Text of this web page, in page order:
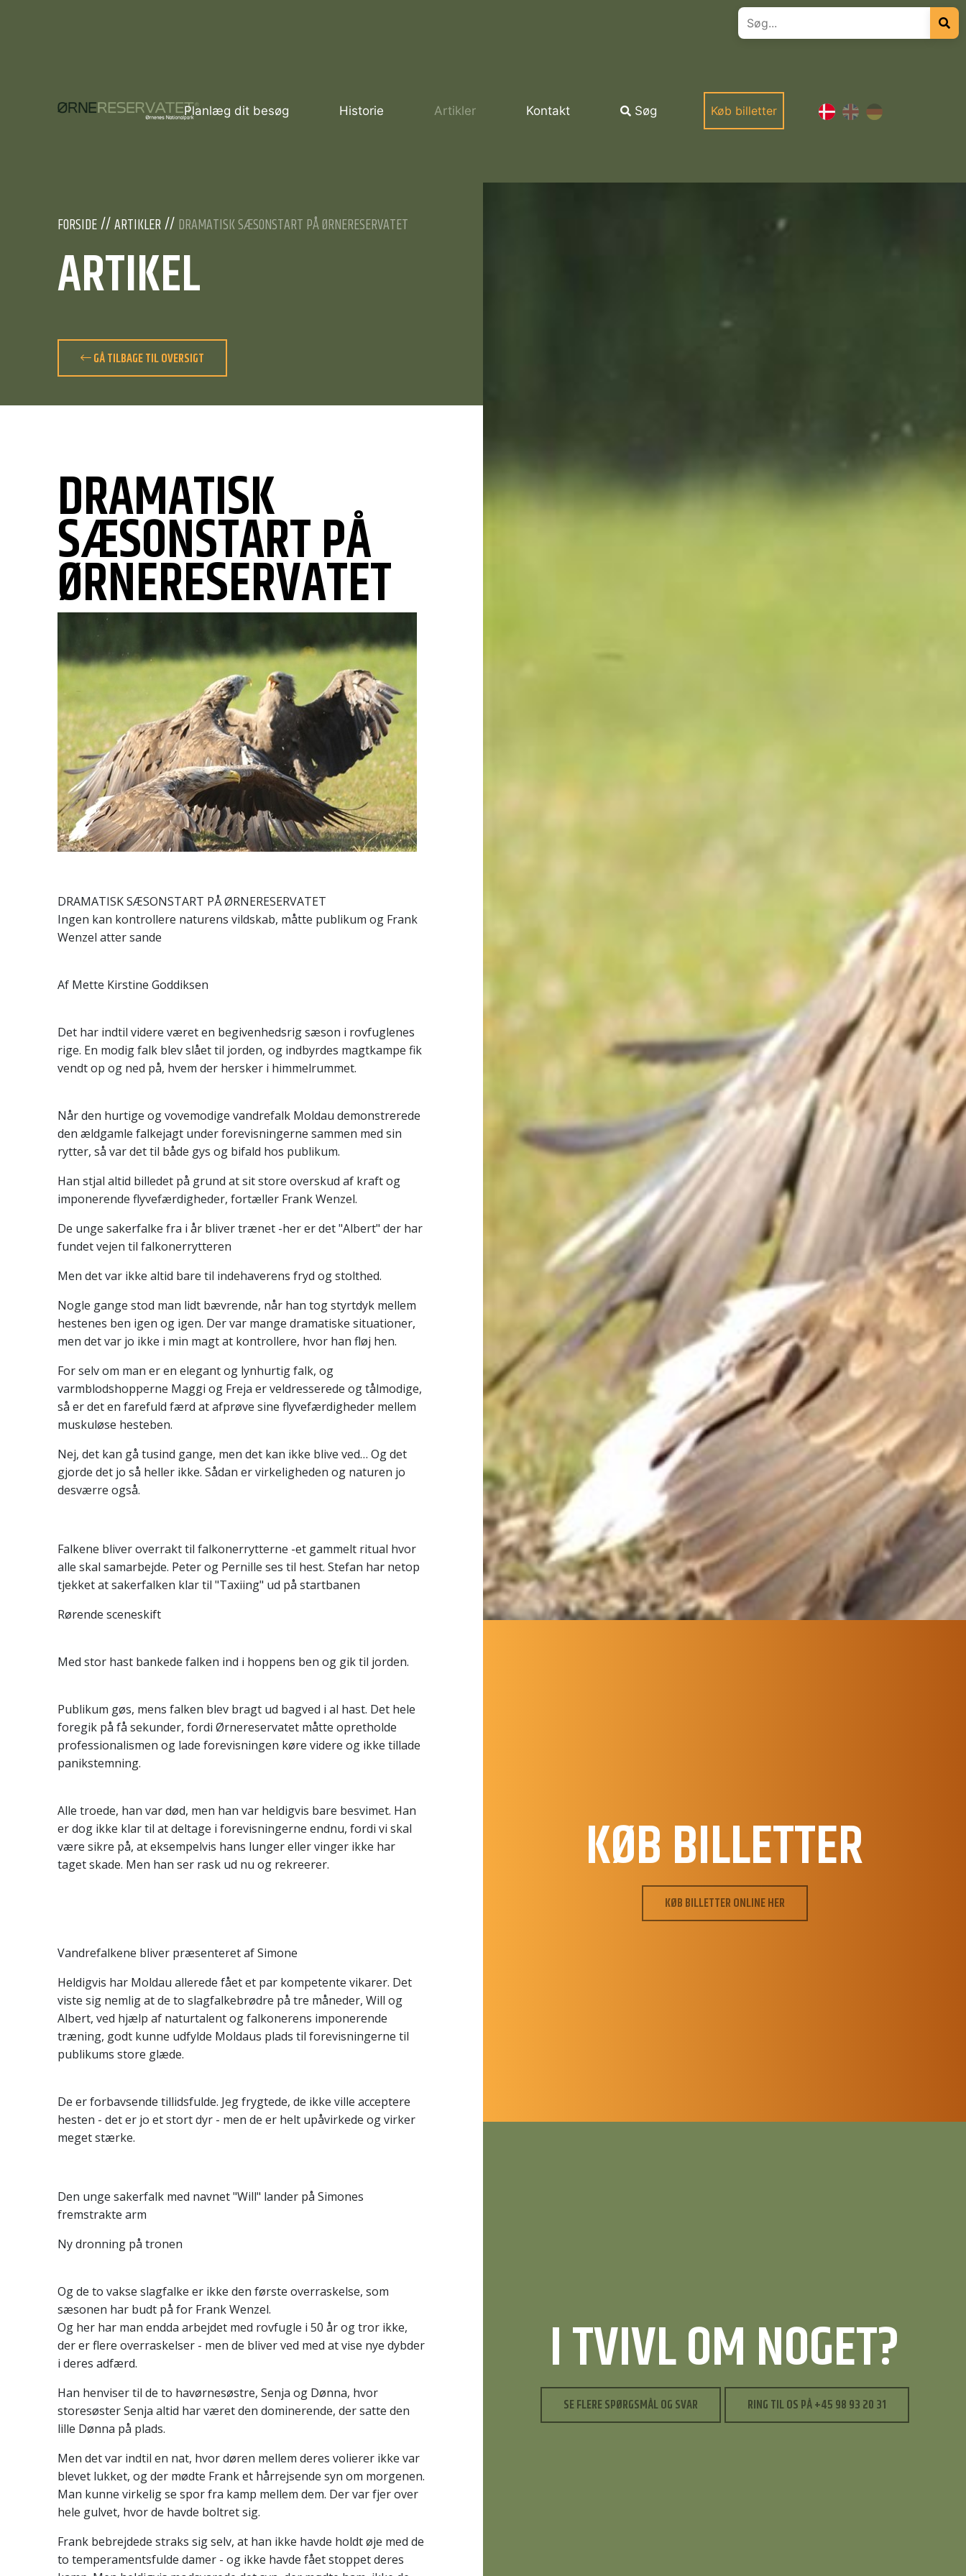
Planlæg dit besøg Historie Artikler Kontakt Søg Køb billetter
FORSIDE ARTIKLER DRAMATISK SÆSONSTART PÅ ØRNERESERVATET
ARTIKEL
GÅ TILBAGE TIL OVERSIGT
DRAMATISK
SÆSONSTART PÅ
ØRNERESERVATET
DRAMATISK SÆSONSTART PÅ ØRNERESERVATET
Ingen kan kontrollere naturens vildskab, måtte publikum og Frank
Wenzel atter sande
Af Mette Kirstine Goddiksen
Det har indtil videre været en begivenhedsrig sæson i rovfuglenes
rige. En modig falk blev slået til jorden, og indbyrdes magtkampe fik
vendt op og ned på, hvem der hersker i himmelrummet.
Når den hurtige og vovemodige vandrefalk Moldau demonstrerede
den ældgamle falkejagt under forevisningerne sammen med sin
rytter, så var det til både gys og bifald hos publikum.
Han stjal altid billedet på grund at sit store overskud af kraft og
imponerende flyvefærdigheder, fortæller Frank Wenzel.
De unge sakerfalke fra i år bliver trænet -her er det "Albert" der har
fundet vejen til falkonerrytteren
Men det var ikke altid bare til indehaverens fryd og stolthed.
Nogle gange stod man lidt bævrende, når han tog styrtdyk mellem
hestenes ben igen og igen. Der var mange dramatiske situationer,
men det var jo ikke i min magt at kontrollere, hvor han fløj hen.
For selv om man er en elegant og lynhurtig falk, og
varmblodshopperne Maggi og Freja er veldresserede og tålmodige,
så er det en farefuld færd at afprøve sine flyvefærdigheder mellem
muskuløse hesteben.
Nej, det kan gå tusind gange, men det kan ikke blive ved… Og det
gjorde det jo så heller ikke. Sådan er virkeligheden og naturen jo
desværre også.
Falkene bliver overrakt til falkonerrytterne -et gammelt ritual hvor
alle skal samarbejde. Peter og Pernille ses til hest. Stefan har netop
tjekket at sakerfalken klar til "Taxiing" ud på startbanen
Rørende sceneskift
Med stor hast bankede falken ind i hoppens ben og gik til jorden.
Publikum gøs, mens falken blev bragt ud bagved i al hast. Det hele
foregik på få sekunder, fordi Ørnereservatet måtte opretholde
professionalismen og lade forevisningen køre videre og ikke tillade
panikstemning.
Alle troede, han var død, men han var heldigvis bare besvimet. Han
er dog ikke klar til at deltage i forevisningerne endnu, fordi vi skal
være sikre på, at eksempelvis hans lunger eller vinger ikke har
taget skade. Men han ser rask ud nu og rekreerer.
Vandrefalkene bliver præsenteret af Simone
Heldigvis har Moldau allerede fået et par kompetente vikarer. Det
viste sig nemlig at de to slagfalkebrødre på tre måneder, Will og
Albert, ved hjælp af naturtalent og falkonerens imponerende
træning, godt kunne udfylde Moldaus plads til forevisningerne til
publikums store glæde.
De er forbavsende tillidsfulde. Jeg frygtede, de ikke ville acceptere
hesten - det er jo et stort dyr - men de er helt upåvirkede og virker
meget stærke.
Den unge sakerfalk med navnet "Will" lander på Simones
fremstrakte arm
Ny dronning på tronen
Og de to vakse slagfalke er ikke den første overraskelse, som
sæsonen har budt på for Frank Wenzel.
Og her har man endda arbejdet med rovfugle i 50 år og tror ikke,
der er flere overraskelser - men de bliver ved med at vise nye dybder
i deres adfærd.
Han henviser til de to havørnesøstre, Senja og Dønna, hvor
storesøster Senja altid har været den dominerende, der satte den
lille Dønna på plads.
Men det var indtil en nat, hvor døren mellem deres volierer ikke var
blevet lukket, og der mødte Frank et hårrejsende syn om morgenen.
Man kunne virkelig se spor fra kamp mellem dem. Der var fjer over
hele gulvet, hvor de havde boltret sig.
Frank bebrejdede straks sig selv, at han ikke havde holdt øje med de
to temperamentsfulde damer - og ikke havde fået stoppet deres
KØB BILLETTER
KØB BILLETTER ONLINE HER
I TVIVL OM NOGET?
SE FLERE SPØRGSMÅL OG SVAR RING TIL OS PÅ +45 98 93 20 31